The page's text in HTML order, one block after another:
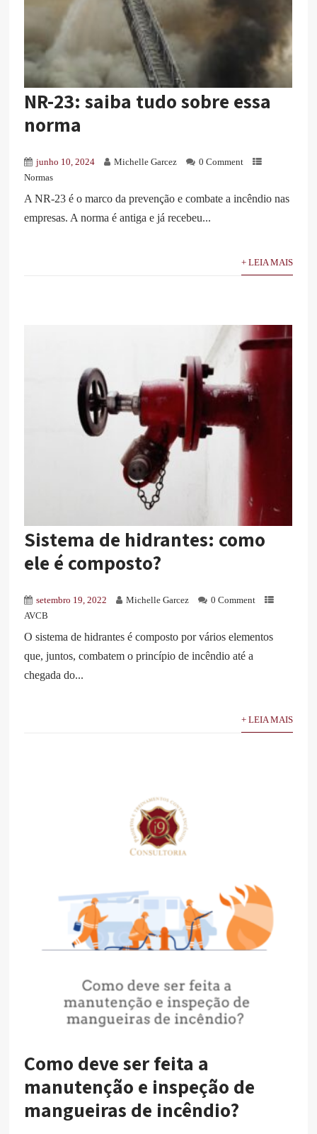
NR-23: saiba tudo sobre essa
norma
junho 10, 2024 Michelle Garcez
0 Comment
Normas
A NR-23 é o marco da prevenção e combate a incêndio nas
empresas. A norma é antiga e já recebeu...
+ LEIA MAIS
Sistema de hidrantes: como
ele é composto?
setembro 19, 2022 Michelle Garcez
0 Comment
AVCB
O sistema de hidrantes é composto por vários elementos
que, juntos, combatem o princípio de incêndio até a
chegada do...
+ LEIA MAIS
Como deve ser feita a
manutenção e inspeção de
mangueiras de incêndio?